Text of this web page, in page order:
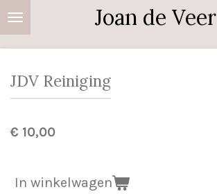
Ga
direct
hoofdinhoud
Joan de Veer
JDV Reiniging
€ 10,00
In winkelwagen